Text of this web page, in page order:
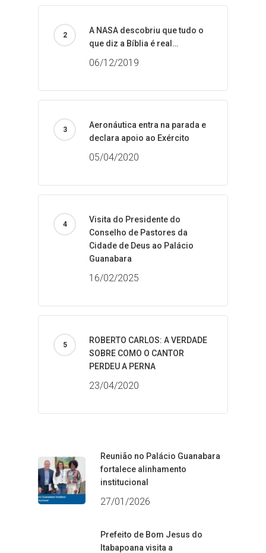
A NASA descobriu que tudo o
que diz a Bíblia é real…
06/12/2019
Aeronáutica entra na parada e
declara apoio ao Exército
05/04/2020
Visita do Presidente do
Conselho de Pastores da
Cidade de Deus ao Palácio
Guanabara
16/02/2025
ROBERTO CARLOS: A VERDADE
SOBRE COMO O CANTOR
PERDEU A PERNA
23/04/2020
Reunião no Palácio Guanabara
fortalece alinhamento
institucional
27/01/2026
Prefeito de Bom Jesus do
Itabapoana visita a